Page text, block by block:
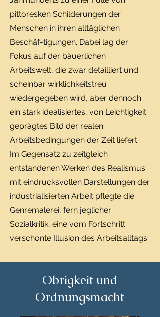
pittoresken Schilderungen der
Menschen in ihren alltäglichen
Beschäf-tigungen. Dabei lag der
Fokus auf der bäuerlichen
Arbeitswelt, die zwar detailliert und
scheinbar wirklichkeitstreu
wiedergegeben wird, aber dennoch
ein stark idealisiertes, von Leichtigkeit
geprägtes Bild der realen
Arbeitsbedingungen der Zeit liefert.
Im Gegensatz zu zeitgleich
entstandenen Werken des Realismus
mit eindrucksvollen Darstellungen der
industrialisierten Arbeit pflegte die
Genremalerei, fern jeglicher
Sozialkritik, eine vom Fortschritt
verschonte Illusion des Arbeitsalltags.
Obrigkeit und
Ordnungsmacht